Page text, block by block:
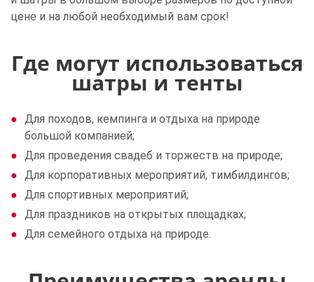
цене и на любой необходимый вам срок!
Где могут использоваться
шатры и тенты
Для походов, кемпинга и отдыха на природе
большой компанией;
Для проведения свадеб и торжеств на природе;
Для корпоративных мероприятий, тимбилдингов;
Для спортивных мероприятий;
Для праздников на открытых площадках;
Для семейного отдыха на природе.